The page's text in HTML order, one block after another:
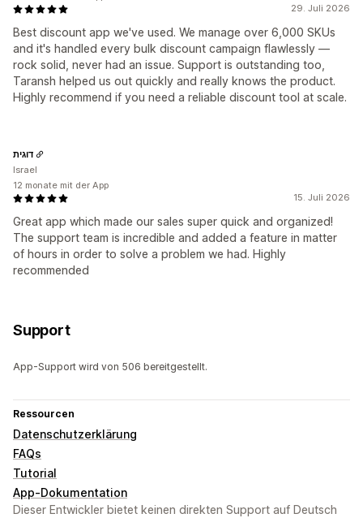
29. Juli 2026
Best discount app we've used. We manage over 6,000 SKUs
and it's handled every bulk discount campaign flawlessly —
rock solid, never had an issue. Support is outstanding too,
Taransh helped us out quickly and really knows the product.
Highly recommend if you need a reliable discount tool at scale.
15. Juli 2026
Great app which made our sales super quick and organized!
The support team is incredible and added a feature in matter
of hours in order to solve a problem we had. Highly
recommended
דוגית
Israel
12 monate mit der App
Support
App-Support wird von 506 bereitgestellt.
Ressourcen
Datenschutzerklärung
FAQs
Tutorial
App-Dokumentation
Dieser Entwickler bietet keinen direkten Support auf Deutsch